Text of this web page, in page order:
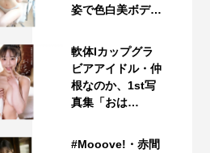
姿で色白美ボデ…
軟体Iカップグラ
ビアアイドル・仲
根なのか、1st写
真集「おは…
#Mooove!・赤間